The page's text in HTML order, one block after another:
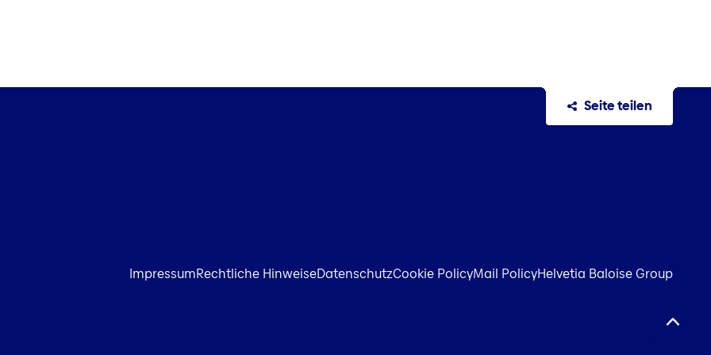
Seite teilen
ImpressumRechtliche HinweiseDatenschutzCookie PolicyMail PolicyHelvetia Baloise Group